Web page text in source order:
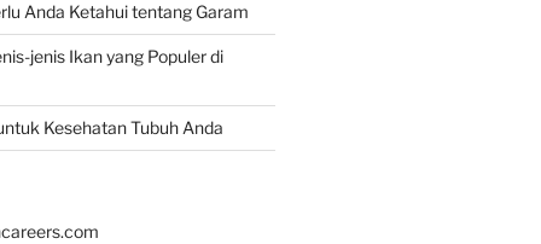
Anda Ketahui tentang Garam
jenis Ikan yang Populer di
Kesehatan Tubuh Anda